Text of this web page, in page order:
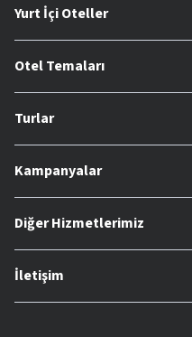
Yurt İçi Oteller
Otel Temaları
Turlar
Kampanyalar
Diğer Hizmetlerimiz
İletişim